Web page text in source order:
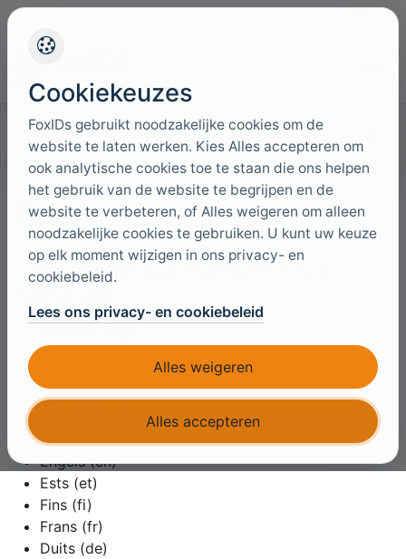
Documentatie doorzoeken
Talen
FoxIDs heeft meertalige ondersteuning met de
Catalaans (ca)
Tsjechisch (cs)
Nederlands (nl)
Engels (en)
Ests (et)
Fins (fi)
Frans (fr)
Duits (de)
Cookiekeuzes
FoxIDs gebruikt noodzakelijke cookies om de
website te laten werken. Kies Alles accepteren om
ook analytische cookies toe te staan die ons helpen
het gebruik van de website te begrijpen en de
website te verbeteren, of Alles weigeren om alleen
noodzakelijke cookies te gebruiken. U kunt uw keuze
op elk moment wijzigen in ons privacy- en
cookiebeleid.
Lees ons privacy- en cookiebeleid
Alles weigeren
Alles accepteren